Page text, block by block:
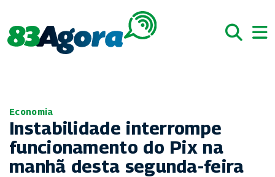
Economia
Instabilidade interrompe
funcionamento do Pix na
manhã desta segunda-feira